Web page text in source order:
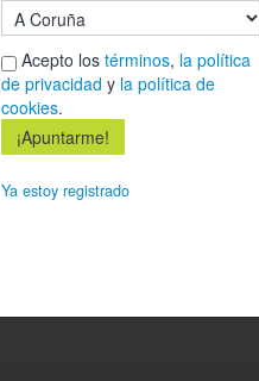
Acepto los términos, la política
de privacidad y la política de
cookies.
Ya estoy registrado